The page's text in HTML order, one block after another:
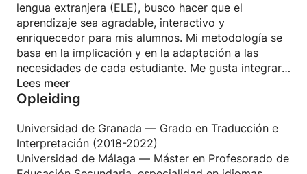
lengua extranjera (ELE), busco hacer que el
aprendizaje sea agradable, interactivo y
enriquecedor para mis alumnos. Mi metodología se
basa en la implicación y en la adaptación a las
necesidades de cada estudiante. Me gusta integrar
actividades prácticas, intercambios culturales y
herramientas digitales para que cada clase sea
Además de mi formación académica, cuento con
una sólida experiencia internacional, participando en
Lees meer
Opleiding
Universidad de Granada — Grado en Traducción e
Interpretación (2018-2022)
Universidad de Málaga — Máster en Profesorado de